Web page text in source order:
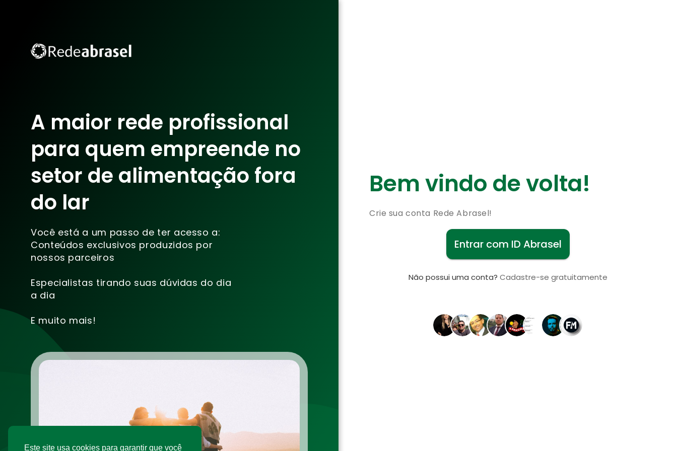
Este site usa cookies para garantir que você
A maior rede profissional
para quem empreende no
setor de alimentação fora
do lar
Você está a um passo de ter acesso a:
Conteúdos exclusivos produzidos por
nossos parceiros
Especialistas tirando suas dúvidas do dia
a dia
E muito mais!
Bem vindo de volta!
Crie sua conta Rede Abrasel!
Entrar com ID Abrasel
Não possui uma conta? Cadastre-se gratuitamente